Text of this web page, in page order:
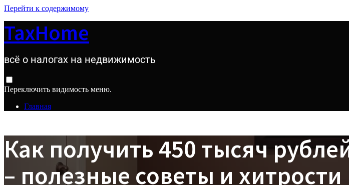
Перейти к содержимому
TaxHome
всё о налогах на недвижимость
Переключить видимость меню.
Главная
Как получить 450 тысяч
– полезные советы и хитрости